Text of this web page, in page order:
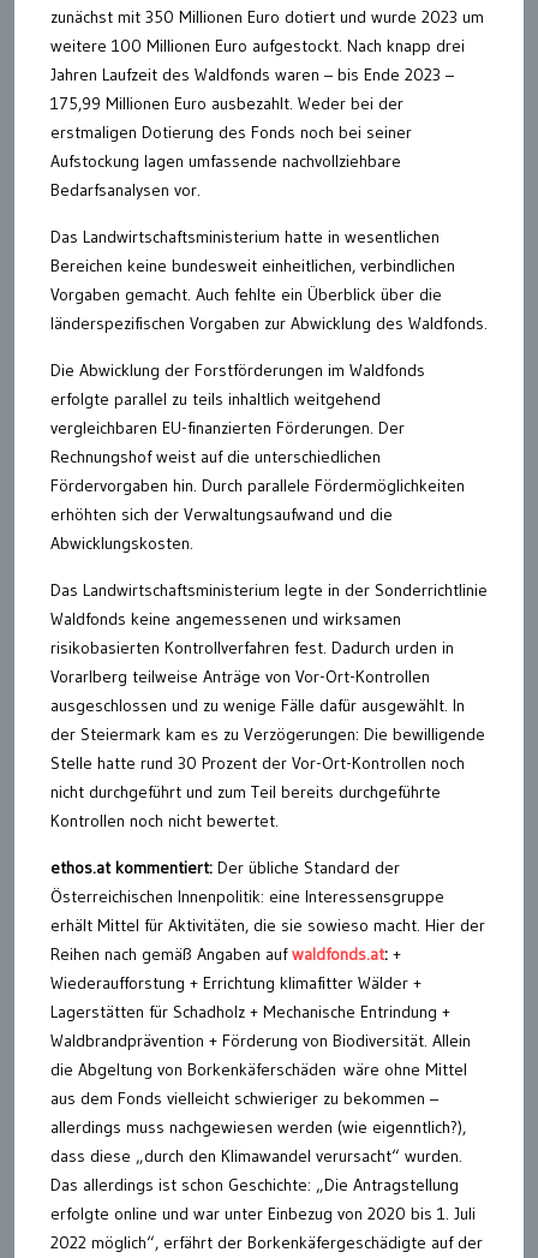
zunächst mit 350 Millionen Euro dotiert und wurde 2023 um
weitere 100 Millionen Euro aufgestockt. Nach knapp drei
Jahren Laufzeit des Waldfonds waren – bis Ende 2023 –
175,99 Millionen Euro ausbezahlt. Weder bei der
erstmaligen Dotierung des Fonds noch bei seiner
Aufstockung lagen umfassende nachvollziehbare
Bedarfsanalysen vor.
Das Landwirtschaftsministerium hatte in wesentlichen
Bereichen keine bundesweit einheitlichen, verbindlichen
Vorgaben gemacht. Auch fehlte ein Überblick über die
länderspezifischen Vorgaben zur Abwicklung des Waldfonds.
Die Abwicklung der Forstförderungen im Waldfonds
erfolgte parallel zu teils inhaltlich weitgehend
vergleichbaren EU-finanzierten Förderungen. Der
Rechnungshof weist auf die unterschiedlichen
Fördervorgaben hin. Durch parallele Fördermöglichkeiten
erhöhten sich der Verwaltungsaufwand und die
Abwicklungskosten.
Das Landwirtschaftsministerium legte in der Sonderrichtlinie
Waldfonds keine angemessenen und wirksamen
risikobasierten Kontrollverfahren fest. Dadurch urden in
Vorarlberg teilweise Anträge von Vor-Ort-Kontrollen
ausgeschlossen und zu wenige Fälle dafür ausgewählt. In
der Steiermark kam es zu Verzögerungen: Die bewilligende
Stelle hatte rund 30 Prozent der Vor-Ort-Kontrollen noch
nicht durchgeführt und zum Teil bereits durchgeführte
Kontrollen noch nicht bewertet.
ethos.at kommentiert: Der übliche Standard der
Österreichischen Innenpolitik: eine Interessensgruppe
erhält Mittel für Aktivitäten, die sie sowieso macht. Hier der
Reihen nach gemäß Angaben aufwaldfonds.at: +
Wiederaufforstung + Errichtung klimafitter Wälder +
Lagerstätten für Schadholz + Mechanische Entrindung +
Waldbrandprävention + Förderung von Biodiversität. Allein
die Abgeltung von Borkenkäferschäden wäre ohne Mittel
aus dem Fonds vielleicht schwieriger zu bekommen –
allerdings muss nachgewiesen werden (wie eigenntlich?),
dass diese „durch den Klimawandel verursacht“ wurden.
Das allerdings ist schon Geschichte: „Die Antragstellung
erfolgte online und war unter Einbezug von 2020 bis 1. Juli
2022 möglich“, erfährt der Borkenkäfergeschädigte auf der